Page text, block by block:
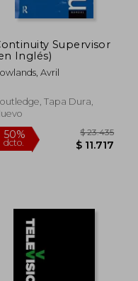
40%
dcto.
Supervisor
Inglés)
Avril
Tapa Dura,